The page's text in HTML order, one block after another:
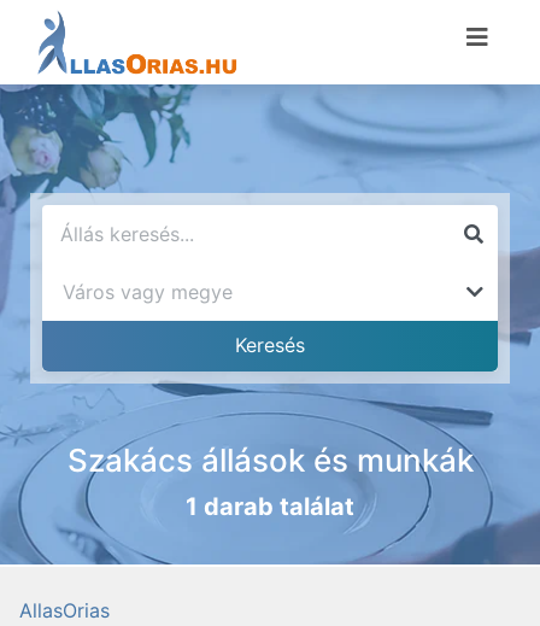
Szakács állások és munkák
1 darab találat
AllasOrias